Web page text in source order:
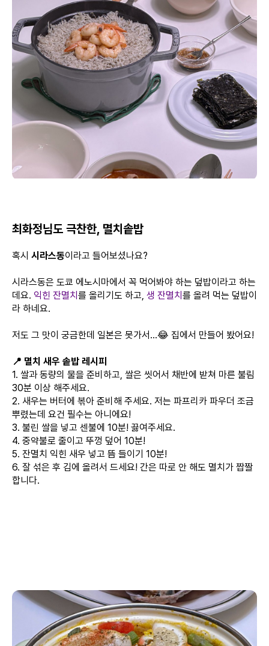
최화정님도 극찬한, 멸치솥밥
혹시 시라스동이라고 들어보셨나요?
시라스동은 도쿄 에노시마에서 꼭 먹어봐야 하는 덮밥이라고 하는
데요. 익힌 잔멸치를 올리기도 하고, 생 잔멸치를 올려 먹는 덮밥이
라 하네요.
저도 그 맛이 궁금한데 일본은 못가서...😂 집에서 만들어 봤어요!
📍 멸치 새우 솥밥 레시피
1. 쌀과 동량의 물을 준비하고, 쌀은 씻어서 채반에 받쳐 마른 불림
30분 이상 해주세요.
2. 새우는 버터에 볶아 준비해 주세요. 저는 파프리카 파우더 조금
뿌렸는데 요건 필수는 아니에요!
3. 불린 쌀을 넣고 센불에 10분! 끓여주세요.
4. 중약불로 줄이고 뚜껑 덮어 10분!
5. 잔멸치 익힌 새우 넣고 뜸 들이기 10분!
6. 잘 섞은 후 김에 올려서 드세요! 간은 따로 안 해도 멸치가 짭짤
합니다.